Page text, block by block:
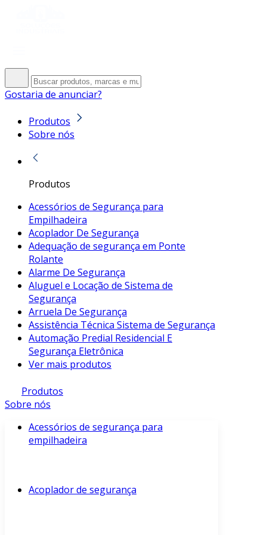
Gostaria de anunciar?
Produtos
Sobre nós
Produtos
Acessórios de Segurança para
Empilhadeira
Acoplador De Segurança
Adequação de segurança em Ponte
Rolante
Alarme De Segurança
Aluguel e Locação de Sistema de
Segurança
Arruela De Segurança
Assistência Técnica Sistema de Segurança
Automação Predial Residencial E
Segurança Eletrônica
Ver mais produtos
Produtos
Sobre nós
Acessórios de segurança para
empilhadeira
Acoplador de segurança